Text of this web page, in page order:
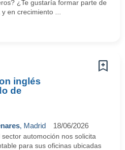
¿Te gustaría formar parte de
en crecimiento ...
inglés
de
, Madrid 18/06/2026
automoción nos solicita
para sus oficinas ubicadas